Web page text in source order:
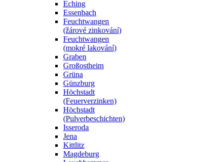
Eching
Essenbach
Feuchtwangen
(žárové zinkování)
Feuchtwangen
(mokré lakování)
Graben
Großostheim
Grüna
Günzburg
Höchstadt
(Feuerverzinken)
Höchstadt
(Pulverbeschichten)
Isseroda
Jena
Kittlitz
Magdeburg